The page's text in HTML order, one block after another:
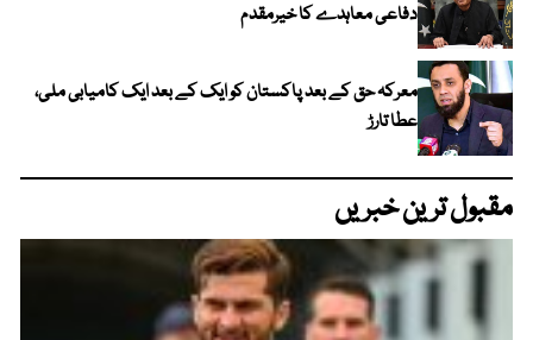
دفاعی معاہدے کا خیرمقدم
معرکہ حق کے بعد پاکستان کو ایک کے بعد ایک کامیابی ملی،
عطا تارڑ
مقبول ترین خبریں